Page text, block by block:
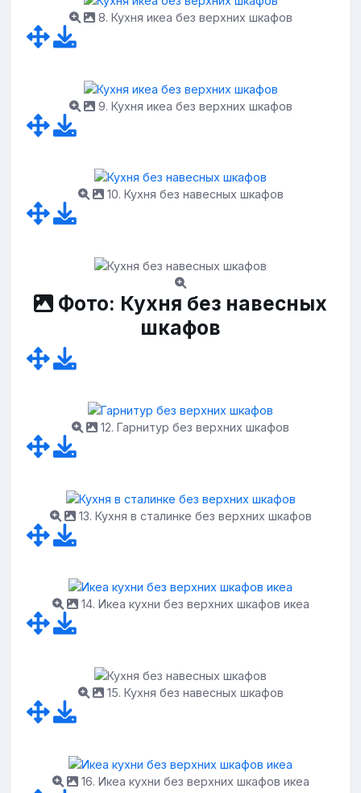
8. Кухня икеа без верхних шкафов
9. Кухня икеа без верхних шкафов
10. Кухня без навесных шкафов
Фото: Кухня без навесных
шкафов
12. Гарнитур без верхних шкафов
13. Кухня в сталинке без верхних шкафов
14. Икеа кухни без верхних шкафов икеа
15. Кухня без навесных шкафов
16. Икеа кухни без верхних шкафов икеа